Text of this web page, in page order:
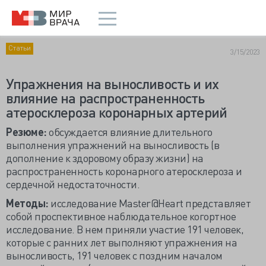
Статьи 3/15/2023
Упражнения на выносливость и их
влияние на распространенность
атеросклероза коронарных артерий
Резюме:обсуждается влияние длительного
выполнения упражнений на выносливость (в
дополнение к здоровому образу жизни) на
распространенность коронарного атеросклероза и
сердечной недостаточности.
Методы: исследование Master@Heart представляет
собой проспективное наблюдательное когортное
исследование. В нем приняли участие 191 человек,
которые с ранних лет выполняют упражнения на
выносливость, 191 человек с поздним началом